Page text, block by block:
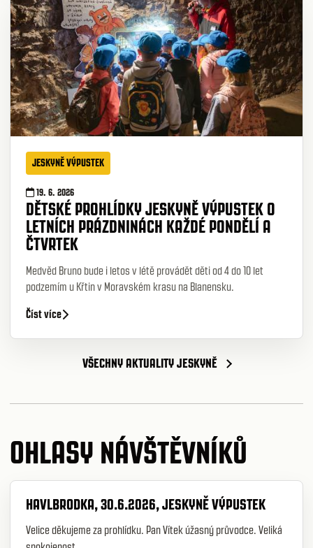
JESKYNĚ VÝPUSTEK
19. 6. 2026
DĚTSKÉ PROHLÍDKY JESKYNĚ VÝPUSTEK O
LETNÍCH PRÁZDNINÁCH KAŽDÉ PONDĚLÍ A
ČTVRTEK
Medvěd Bruno bude i letos v létě provádět děti od 4 do 10 let
podzemím u Křtin v Moravském krasu na Blanensku.
Číst více
VŠECHNY AKTUALITY JESKYNĚ
OHLASY NÁVŠTĚVNÍKŮ
HAVLBRODKA, 30.6.2026, JESKYNĚ VÝPUSTEK
Velice děkujeme za prohlídku. Pan Vítek úžasný průvodce. Veliká